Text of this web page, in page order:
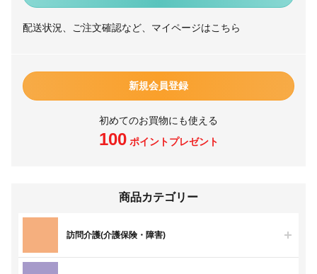
配送状況、ご注文確認など、マイページはこちら
新規会員登録
初めてのお買物にも使える
100ポイントプレゼント
商品カテゴリー
訪問介護(介護保険・障害)